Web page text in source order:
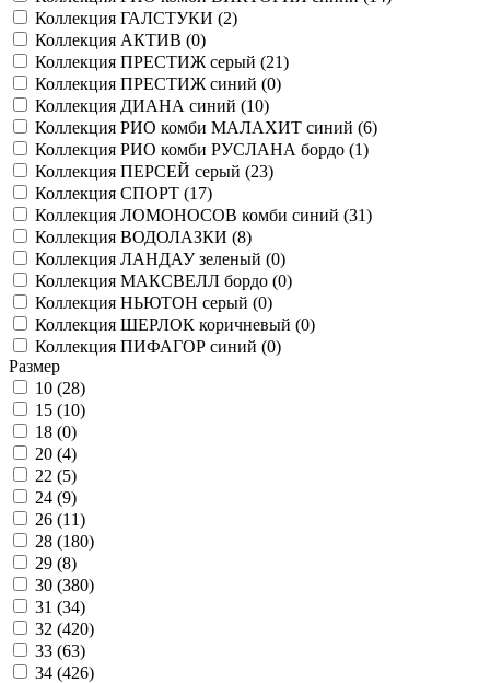
Коллекция ГАЛСТУКИ (2)
Коллекция АКТИВ (0)
Коллекция ПРЕСТИЖ серый (21)
Коллекция ПРЕСТИЖ синий (0)
Коллекция ДИАНА синий (10)
Коллекция РИО комби МАЛАХИТ синий (6)
Коллекция РИО комби РУСЛАНА бордо (1)
Коллекция ПЕРСЕЙ серый (23)
Коллекция СПОРТ (17)
Коллекция ЛОМОНОСОВ комби синий (31)
Коллекция ВОДОЛАЗКИ (8)
Коллекция ЛАНДАУ зеленый (0)
Коллекция МАКСВЕЛЛ бордо (0)
Коллекция НЬЮТОН серый (0)
Коллекция ШЕРЛОК коричневый (0)
Коллекция ПИФАГОР синий (0)
Размер
10 (28)
15 (10)
18 (0)
20 (4)
22 (5)
24 (9)
26 (11)
28 (180)
29 (8)
30 (380)
31 (34)
32 (420)
33 (63)
34 (426)